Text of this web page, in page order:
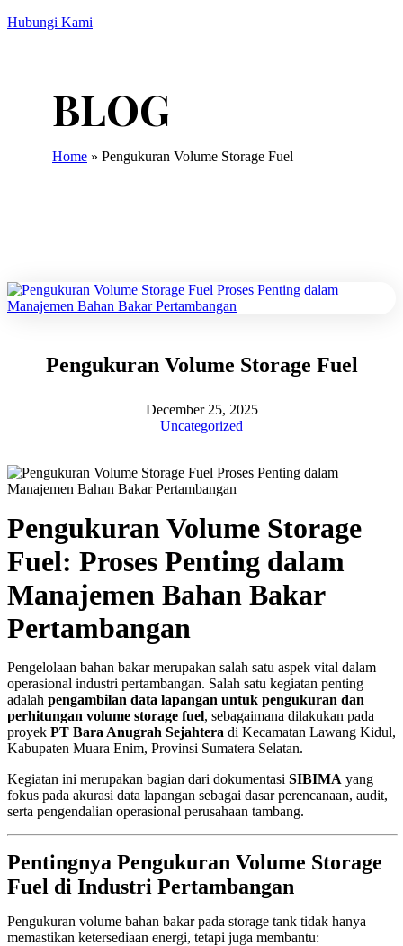
Hubungi Kami
Home » Pengukuran Volume Storage Fuel
Pengukuran Volume Storage Fuel
December 25, 2025
Uncategorized
Pengukuran Volume Storage
Fuel: Proses Penting dalam
Manajemen Bahan Bakar
Pertambangan
Pengelolaan bahan bakar merupakan salah satu aspek vital dalam
operasional industri pertambangan. Salah satu kegiatan penting
adalah pengambilan data lapangan untuk pengukuran dan
perhitungan volume storage fuel, sebagaimana dilakukan pada
proyek PT Bara Anugrah Sejahtera di Kecamatan Lawang Kidul,
Kabupaten Muara Enim, Provinsi Sumatera Selatan.
Kegiatan ini merupakan bagian dari dokumentasi SIBIMA yang
fokus pada akurasi data lapangan sebagai dasar perencanaan, audit,
serta pengendalian operasional perusahaan tambang.
Pentingnya Pengukuran Volume Storage
Fuel di Industri Pertambangan
Pengukuran volume bahan bakar pada storage tank tidak hanya
memastikan ketersediaan energi, tetapi juga membantu: